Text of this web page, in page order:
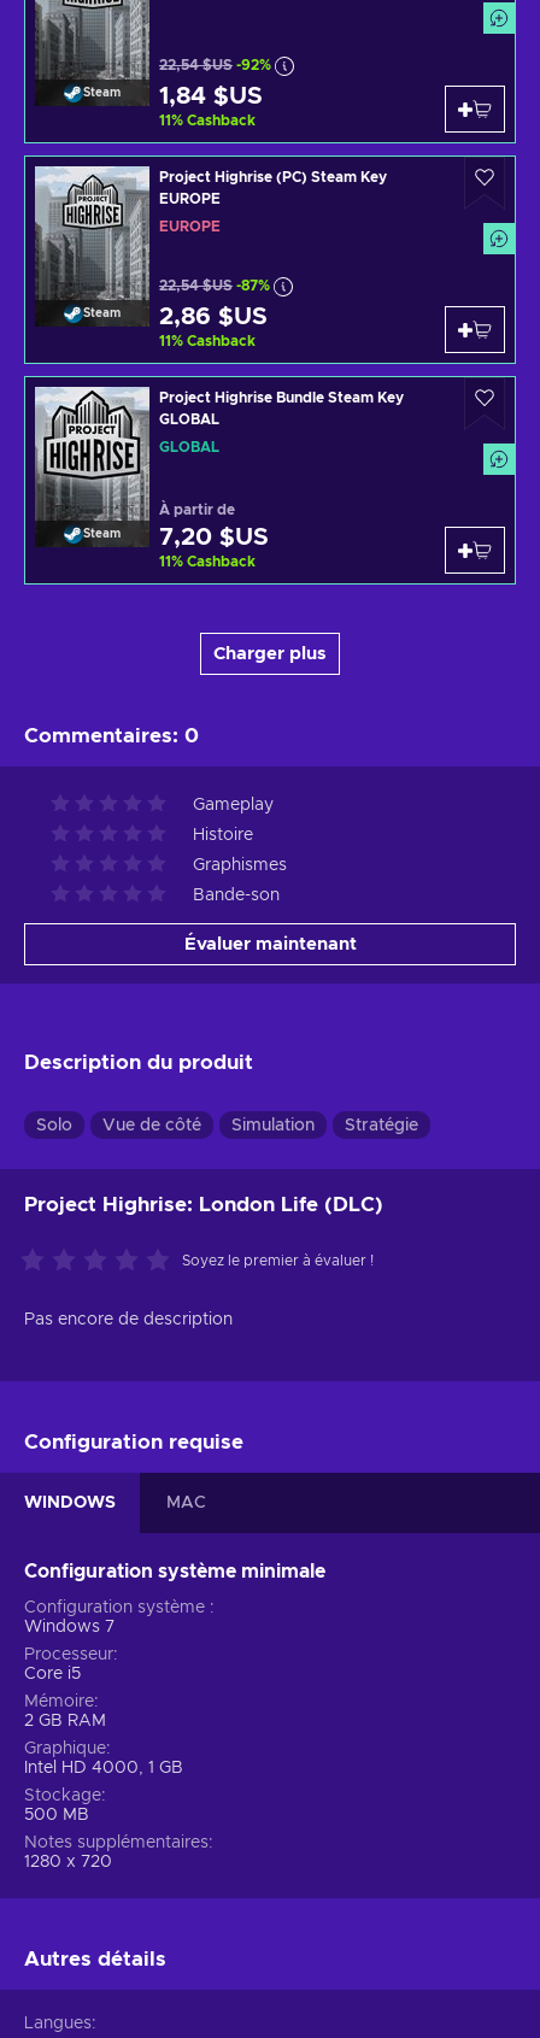
Steam
22,54 $US -92%
1,84 $US
11% Cashback
Steam
Project Highrise (PC) Steam Key
EUROPE
EUROPE
22,54 $US -87%
2,86 $US
11% Cashback
Steam
Project Highrise Bundle Steam Key
GLOBAL
GLOBAL
À partir de
7,20 $US
11% Cashback
Charger plus
Commentaires: 0
Gameplay
Histoire
Graphismes
Bande-son
Évaluer maintenant
Description du produit
Solo Vue de côté Simulation Stratégie
Project Highrise: London Life (DLC)
Soyez le premier à évaluer !
Pas encore de description
Configuration requise
WINDOWS MAC
Configuration système minimale
Configuration système
Windows 7
Processeur
Core i5
Mémoire
2 GB RAM
Graphique
Intel HD 4000, 1 GB
Stockage
500 MB
Notes supplémentaires
1280 x 720
Autres détails
Langues